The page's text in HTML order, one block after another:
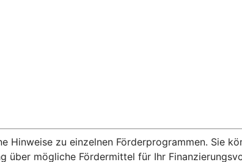
Hinweise zu einzelnen Förderprogrammen. Sie
über mögliche Fördermittel für Ihr